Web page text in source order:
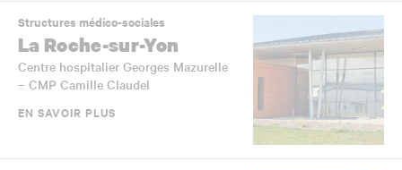
Structures médico-sociales
La Roche-sur-Yon
Centre hospitalier Georges Mazurelle
– CMP Camille Claudel
EN SAVOIR PLUS